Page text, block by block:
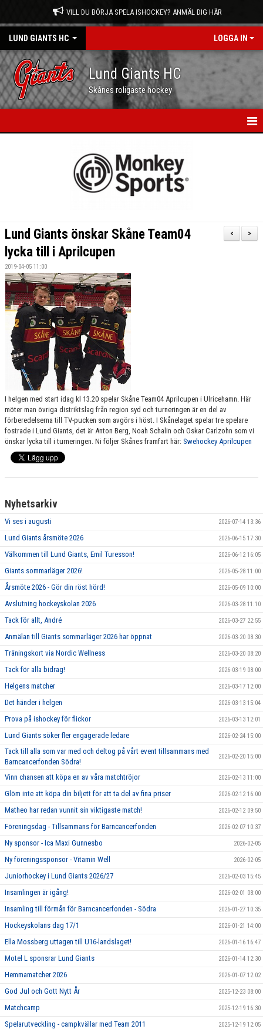
VILL DU BÖRJA SPELA ISHOCKEY? ANMÄL DIG HÄR
LUND GIANTS HC LOGGA IN
Lund Giants HC
Skånes roligaste hockey
OM OSS
SPONSORER
MEDLEMSKAP
DOKUMENT/LÄNKAR
LUND GIANTS RÖDA TRÅD
KONTAKTA OSS
BOKNING
>
<
Lund Giants önskar Skåne Team04
lycka till i Aprilcupen
2019-04-05 11:00
I helgen med start idag kl 13.20 spelar Skåne Team04 Aprilcupen i Ulricehamn. Här
möter man övriga distriktslag från region syd och turneringen är en del av
förberedelserna till TV-pucken som avgörs i höst. I Skånelaget spelar tre spelare
fostrade i Lund Giants, det är Anton Berg, Noah Schalin och Oskar Carlzohn som vi
önskar lycka till i turneringen. Ni följer Skånes framfart här: Swehockey Aprilcupen
Nyhetsarkiv
Vi ses i augusti 2026-07-14 13:36
Lund Giants årsmöte 2026 2026-06-15 17:30
Välkommen till Lund Giants, Emil Turesson! 2026-06-12 16:05
Giants sommarläger 2026! 2026-05-28 11:00
Årsmöte 2026 - Gör din röst hörd! 2026-05-09 10:00
Avslutning hockeyskolan 2026 2026-03-28 11:10
Tack för allt, André 2026-03-27 22:55
Anmälan till Giants sommarläger 2026 har öppnat 2026-03-20 08:30
Träningskort via Nordic Wellness 2026-03-20 08:20
Tack för alla bidrag! 2026-03-19 08:00
Helgens matcher 2026-03-17 12:00
Det händer i helgen 2026-03-13 15:04
Prova på ishockey för flickor 2026-03-13 12:01
Lund Giants söker fler engagerade ledare 2026-02-24 15:00
Tack till alla som var med och deltog på vårt event tillsammans med
Barncancerfonden Södra!
2026-02-20 15:00
Vinn chansen att köpa en av våra matchtröjor 2026-02-13 11:00
Glöm inte att köpa din biljett för att ta del av fina priser 2026-02-12 16:00
Matheo har redan vunnit sin viktigaste match! 2026-02-12 09:50
Föreningsdag - Tillsammans för Barncancerfonden 2026-02-07 10:37
Ny sponsor - Ica Maxi Gunnesbo 2026-02-05
Ny föreningssponsor - Vitamin Well 2026-02-05
Juniorhockey i Lund Giants 2026/27 2026-02-03 15:45
Insamlingen är igång! 2026-02-01 08:00
Insamling till förmån för Barncancerfonden - Södra 2026-01-27 10:35
Hockeyskolans dag 17/1 2026-01-21 14:00
Ella Mossberg uttagen till U16-landslaget! 2026-01-16 16:47
Motel L sponsrar Lund Giants 2026-01-14 12:30
Hemmamatcher 2026 2026-01-07 12:02
God Jul och Gott Nytt År 2025-12-23 08:00
Matchcamp 2025-12-19 16:30
Spelarutveckling - campkvällar med Team 2011 2025-12-19 12:05